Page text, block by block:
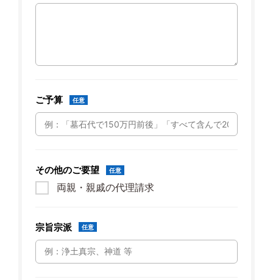
ご予算 任意
その他のご要望 任意
両親・親戚の代理請求
宗旨宗派 任意